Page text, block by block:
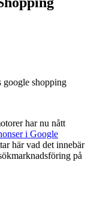
google shopping
har nu nått
i Google
här vad det innebär
på